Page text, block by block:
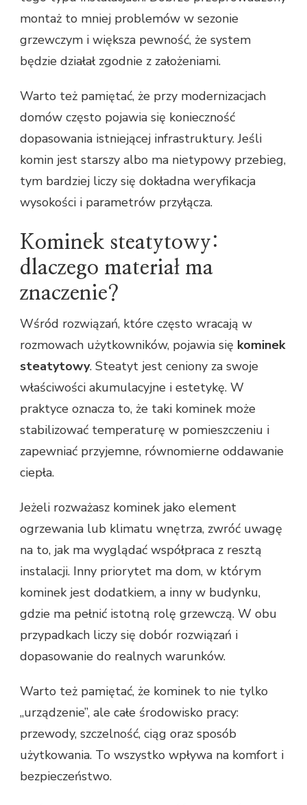
montaż to mniej problemów w sezonie
grzewczym i większa pewność, że system
będzie działał zgodnie z założeniami.
Warto też pamiętać, że przy modernizacjach
domów często pojawia się konieczność
dopasowania istniejącej infrastruktury. Jeśli
komin jest starszy albo ma nietypowy przebieg,
tym bardziej liczy się dokładna weryfikacja
wysokości i parametrów przyłącza.
Kominek steatytowy:
dlaczego materiał ma
znaczenie?
Wśród rozwiązań, które często wracają w
rozmowach użytkowników, pojawia się kominek
steatytowy. Steatyt jest ceniony za swoje
właściwości akumulacyjne i estetykę. W
praktyce oznacza to, że taki kominek może
stabilizować temperaturę w pomieszczeniu i
zapewniać przyjemne, równomierne oddawanie
ciepła.
Jeżeli rozważasz kominek jako element
ogrzewania lub klimatu wnętrza, zwróć uwagę
na to, jak ma wyglądać współpraca z resztą
instalacji. Inny priorytet ma dom, w którym
kominek jest dodatkiem, a inny w budynku,
gdzie ma pełnić istotną rolę grzewczą. W obu
przypadkach liczy się dobór rozwiązań i
dopasowanie do realnych warunków.
Warto też pamiętać, że kominek to nie tylko
„urządzenie”, ale całe środowisko pracy:
przewody, szczelność, ciąg oraz sposób
użytkowania. To wszystko wpływa na komfort i
bezpieczeństwo.